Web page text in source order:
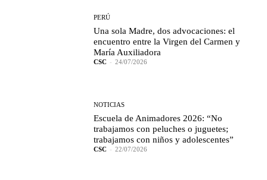
PERÚ
Una sola Madre, dos advocaciones: el
encuentro entre la Virgen del Carmen y
María Auxiliadora
CSC - 24/07/2026
NOTICIAS
Escuela de Animadores 2026: “No
trabajamos con peluches o juguetes;
trabajamos con niños y adolescentes”
CSC - 22/07/2026